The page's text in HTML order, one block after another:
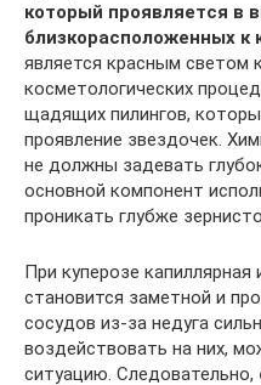
который проявляется в
близкорасположенных к
является красным светом
косметологических
щадящих пилингов,
проявление звездочек.
не должны задевать
основной компонент
проникать глубже
При куперозе
становится заметной и
сосудов из-за недуга
воздействовать на них,
ситуацию. Следовательно,